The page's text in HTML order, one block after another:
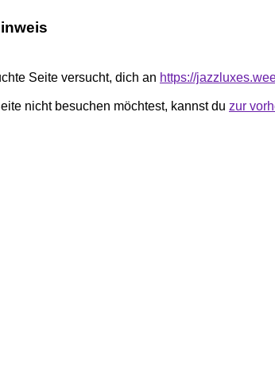
Seite versucht, dich an https://
nicht besuchen möchtest, kannst du zur